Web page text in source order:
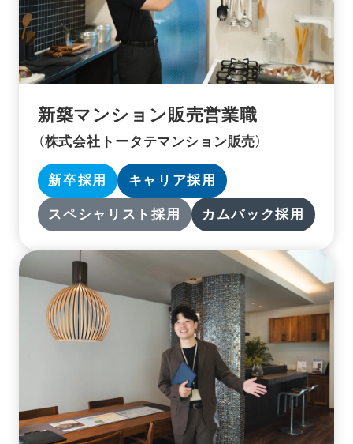
新築マンション販売営業職
（株式会社トータテマンション販売）
新卒採用 キャリア採用
スペシャリスト採用 カムバック採用